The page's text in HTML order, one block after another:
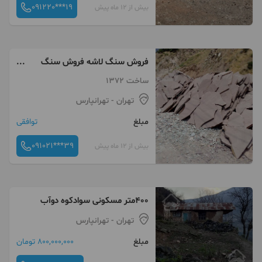
بیش از 12 ماه پیش 091220***19
فروش سنگ لاشه فروش سنگ
مالون
ساخت 1372
تهران - تهرانپارس
مبلغ
توافقی
بیش از 12 ماه پیش 091021***39
۴۰۰متر مسکونی سوادکوه دوآب
تهران - تهرانپارس
مبلغ
800,000,000 تومان